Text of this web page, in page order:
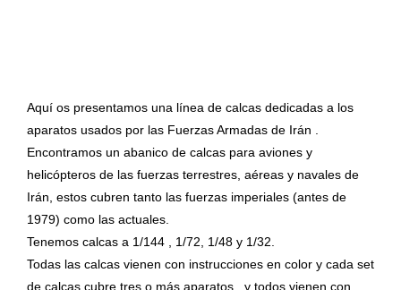
Aquí os presentamos una línea de calcas dedicadas a los
aparatos usados por las Fuerzas Armadas de Irán .
Encontramos un abanico de calcas para aviones y
helicópteros de las fuerzas terrestres, aéreas y navales de
Irán, estos cubren tanto las fuerzas imperiales (antes de
1979) como las actuales.
Tenemos calcas a 1/144 , 1/72, 1/48 y 1/32.
Todas las calcas vienen con instrucciones en color y cada set
de calcas cubre tres o más aparatos , y todos vienen con